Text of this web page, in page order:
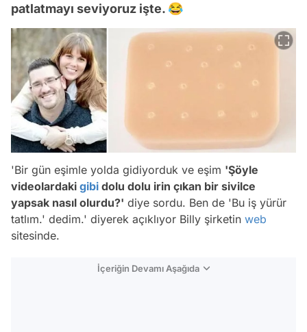
patlatmayı seviyoruz işte. 😂
'Bir gün eşimle yolda gidiyorduk ve eşim 'Şöyle
videolardaki gibi dolu dolu irin çıkan bir sivilce
yapsak nasıl olurdu?' diye sordu. Ben de 'Bu iş yürür
tatlım.' dedim.' diyerek açıklıyor Billy şirketin web
sitesinde.
İçeriğin Devamı Aşağıda